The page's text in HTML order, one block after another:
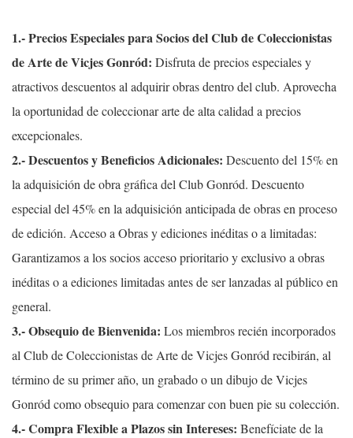
1.- Precios Especiales para Socios del Club de Coleccionistas
de Arte de Vicjes Gonród: Disfruta de precios especiales y
atractivos descuentos al adquirir obras dentro del club. Aprovecha
la oportunidad de coleccionar arte de alta calidad a precios
excepcionales.
2.- Descuentos y Beneficios Adicionales: Descuento del 15% en
la adquisición de obra gráfica del Club Gonród. Descuento
especial del 45% en la adquisición anticipada de obras en proceso
de edición. Acceso a Obras y ediciones inéditas o a limitadas:
Garantizamos a los socios acceso prioritario y exclusivo a obras
inéditas o a ediciones limitadas antes de ser lanzadas al público en
general.
3.- Obsequio de Bienvenida: Los miembros recién incorporados
al Club de Coleccionistas de Arte de Vicjes Gonród recibirán, al
término de su primer año, un grabado o un dibujo de Vicjes
Gonród como obsequio para comenzar con buen pie su colección.
4.- Compra Flexible a Plazos sin Intereses: Benefíciate de la